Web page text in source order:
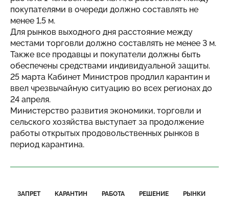
покупателями в очереди должно составлять не
менее 1,5 м.
Для рынков выходного дня расстояние между
местами торговли должно составлять не менее 3 м.
Также все продавцы и покупатели должны быть
обеспечены средствами индивидуальной защиты.
25 марта Кабинет Министров продлил карантин и
ввел чрезвычайную ситуацию во всех регионах до
24 апреля.
Министерство развития экономики, торговли и
сельского хозяйства выступает за продолжение
работы открытых продовольственных рынков в
период карантина.
ЗАПРЕТ КАРАНТИН РАБОТА РЕШЕНИЕ РЫНКИ